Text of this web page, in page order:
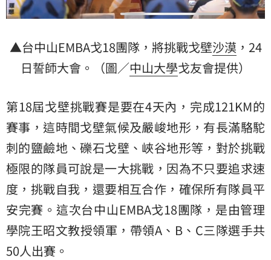
▲台中山EMBA戈18團隊，將挑戰戈壁沙漠 ，24
日誓師大會。（圖／中山大學戈友會提供）
第18屆戈壁挑戰賽是要在4天內，完成121KM的
賽事，這時間戈壁氣候及嚴峻地形，有長滿駱駝
刺的鹽鹼地、礫石戈壁、峽谷地形等，對於挑戰
極限的隊員可說是一大挑戰，因為不只要追求速
度，挑戰自我，還要相互合作，確保所有隊員平
安完賽。這次台中山EMBA戈18團隊，是由管理
學院王昭文教授領軍，帶領A、B、C三隊選手共
50人出賽。